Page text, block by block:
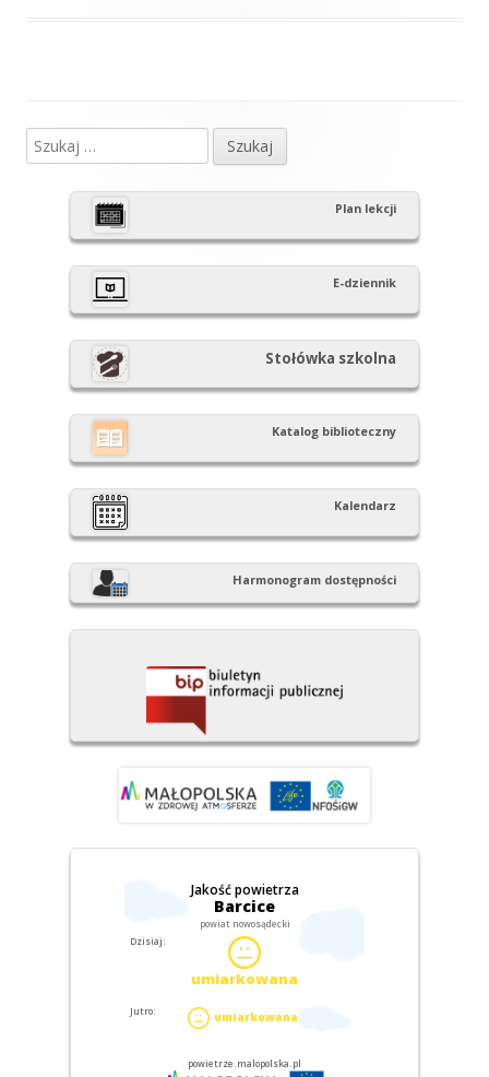
Główny
panel
boczny
Szukaj:
Plan lekcji
E-dziennik
Stołówka szkolna
Katalog biblioteczny
Kalendarz
Harmonogram dostępności